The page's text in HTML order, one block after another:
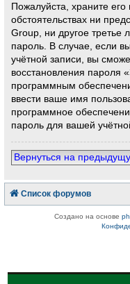
Пожалуйста, храните его
обстоятельствах ни
Group, ни другое третье
пароль. В случае, если
учётной записи, вы
восстановления пароля
программным
ввести ваше имя
программное
пароль для вашей
Вернуться на
Список форумов
Создано на основе